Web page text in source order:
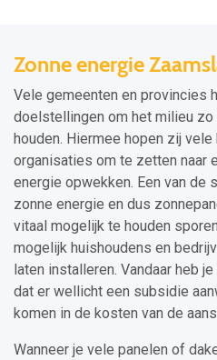
Zonne energie
Vele gemeenten en provincies
doelstellingen om het milieu
houden. Hiermee hopen zij
organisaties om te zetten naar
energie opwekken. Een van de
zonne energie en dus
vitaal mogelijk te houden
mogelijk huishoudens en
laten installeren. Vandaar heb
dat er wellicht een subsidie
komen in de kosten van de
Wanneer je vele panelen of